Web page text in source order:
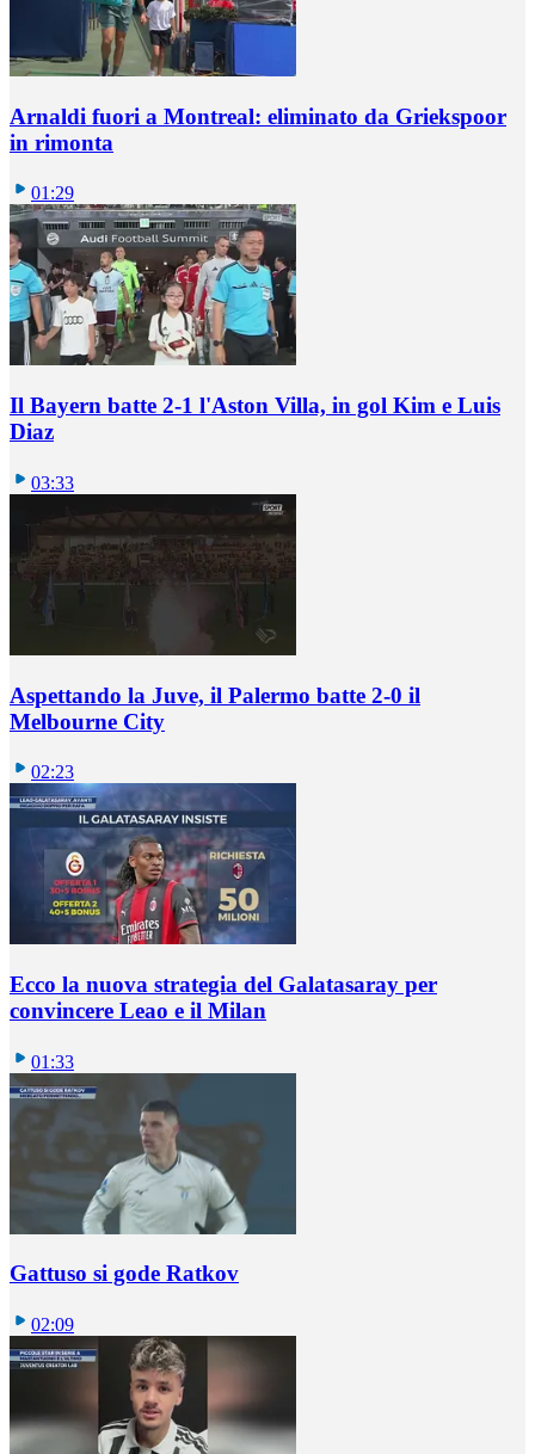
Arnaldi fuori a Montreal: eliminato da Griekspoor
in rimonta
01:29
Il Bayern batte 2-1 l'Aston Villa, in gol Kim e Luis
Diaz
03:33
Aspettando la Juve, il Palermo batte 2-0 il
Melbourne City
02:23
Ecco la nuova strategia del Galatasaray per
convincere Leao e il Milan
01:33
Gattuso si gode Ratkov
02:09